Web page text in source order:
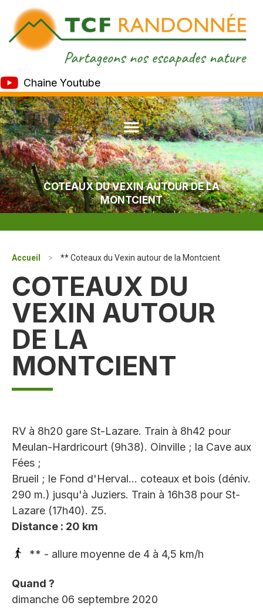
Chaine Youtube
COTEAUX DU VEXIN AUTOUR DE LA
MONTCIENT
Accueil > ** Coteaux du Vexin autour de la Montcient
COTEAUX DU
VEXIN AUTOUR
DE LA
MONTCIENT
RV à 8h20 gare St-Lazare. Train à 8h42 pour
Meulan-Hardricourt (9h38). Oinville ; la Cave aux
Fées ;
Brueil ; le Fond d'Herval… coteaux et bois (déniv.
290 m.) jusqu'à Juziers. Train à 16h38 pour St-
Lazare (17h40). Z5.
Distance : 20 km
** - allure moyenne de 4 à 4,5 km/h
Quand ?
dimanche 06 septembre 2020